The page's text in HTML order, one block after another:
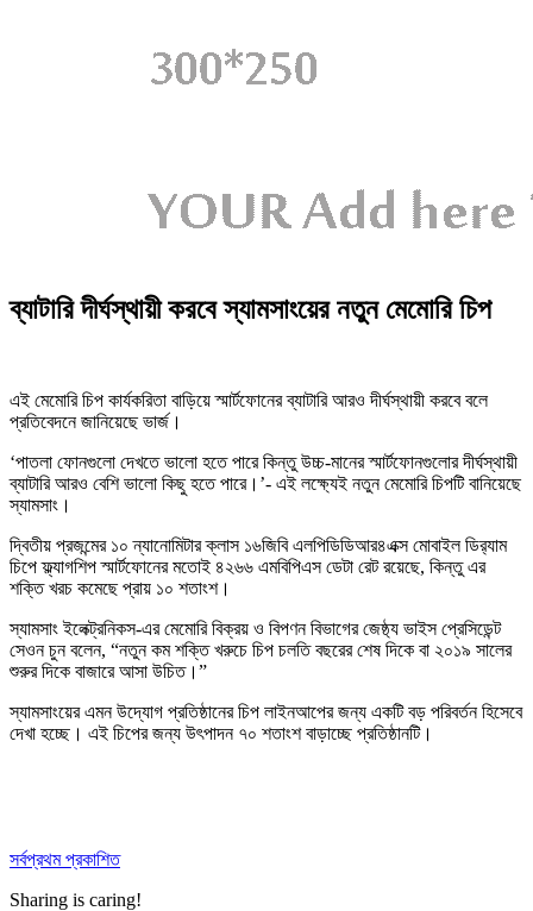
ব্যাটারি দীর্ঘস্থায়ী করবে স্যামসাংয়ের নতুন মেমোরি চিপ
এই মেমোরি চিপ কার্যকরিতা বাড়িয়ে স্মার্টফোনের ব্যাটারি আরও দীর্ঘস্থায়ী করবে বলে
প্রতিবেদনে জানিয়েছে ভার্জ।
‘পাতলা ফোনগুলো দেখতে ভালো হতে পারে কিন্তু উচ্চ-মানের স্মার্টফোনগুলোর দীর্ঘস্থায়ী
ব্যাটারি আরও বেশি ভালো কিছু হতে পারে।’- এই লক্ষ্যেই নতুন মেমোরি চিপটি বানিয়েছে
স্যামসাং।
দ্বিতীয় প্রজন্মের ১০ ন্যানোমিটার ক্লাস ১৬জিবি এলপিডিডিআর৪এক্স মোবাইল ডির‍্যাম
চিপে ফ্ল্যাগশিপ স্মার্টফোনের মতোই ৪২৬৬ এমবিপিএস ডেটা রেট রয়েছে, কিন্তু এর
শক্তি খরচ কমেছে প্রায় ১০ শতাংশ।
স্যামসাং ইলেক্ট্রনিকস-এর মেমোরি বিক্রয় ও বিপণন বিভাগের জেষ্ঠ্য ভাইস প্রেসিডেন্ট
সেওন চুন বলেন, “নতুন কম শক্তি খরুচে চিপ চলতি বছরের শেষ দিকে বা ২০১৯ সালের
শুরুর দিকে বাজারে আসা উচিত।”
স্যামসাংয়ের এমন উদ্যোগ প্রতিষ্ঠানের চিপ লাইনআপের জন্য একটি বড় পরিবর্তন হিসেবে
দেখা হচ্ছে। এই চিপের জন্য উৎপাদন ৭০ শতাংশ বাড়াচ্ছে প্রতিষ্ঠানটি।
সর্বপ্রথম প্রকাশিত
Sharing is caring!